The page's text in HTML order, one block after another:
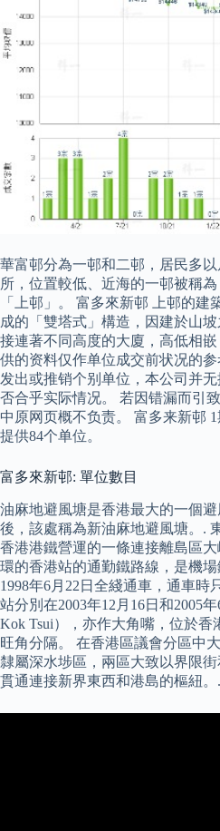
華富邨分為一邨和二邨，居民多
所，位置較低、近海的一邨被稱
「上邨」。 富多來新邨 上邨的
成的「雙塔式」構造，因建於山
接連著不同高度的大廈，高低相
供的资料仅作单位成交前状况的
发出或推销个别单位，本公司并
否合乎实际情况。 若因错漏而引
中原网页概不负责。 富多来新邨 1
提供84个单位。
富多來新邨: 單位數目
油麻地避風塘是香港最大的一個
後，該處稱為新油麻地避風塘。.
香港港鐵營運的一條連接離島區
環的香港站的通勤鐵路線，是機
1998年6月22日全綫通車，通車時
站分別在2003年12月16日和2005
Kok Tsui），亦作大角嘴，位於
旺角分隔。 在香港區議會分區中
隸屬深水埗區，兩區大致以界限
貫通連接新界東西和港島的樞紐。.